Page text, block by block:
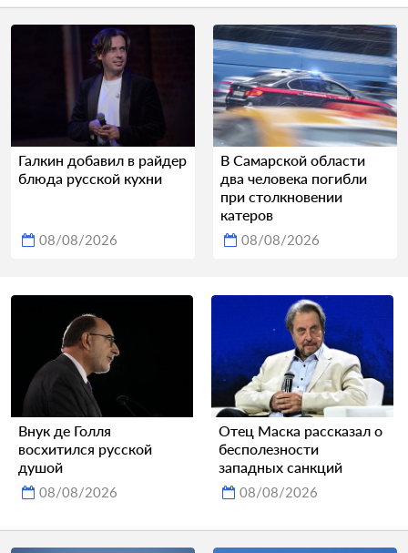
Галкин добавил в райдер
блюда русской кухни
08/08/2026
В Самарской области
два человека погибли
при столкновении
катеров
08/08/2026
Внук де Голля
восхитился русской
душой
08/08/2026
Отец Маска рассказал о
бесполезности
западных санкций
08/08/2026